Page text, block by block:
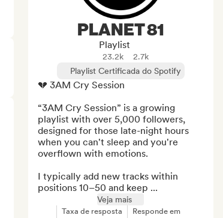
PLANET 81
Playlist
23.2k
2.7k
Playlist Certificada do Spotify
💔 3AM Cry Session
“3AM Cry Session” is a growing
playlist with over 5,000 followers,
designed for those late-night hours
when you can't sleep and you're
overflown with emotions.
I typically add new tracks within
positions 10–50 and keep ...
Veja mais
Taxa de resposta Responde em